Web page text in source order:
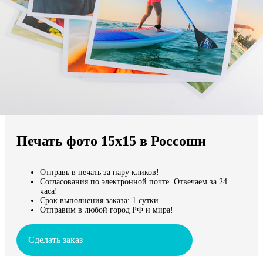
Мы доставляем по всему миру
Продолжить без города
Печать фото 15х15 в Россоши
Отправь в печать за пару кликов!
Согласования по электронной почте. Отвечаем за 24
часа!
Срок выполнения заказа: 1 сутки
Отправим в любой город РФ и мира!
Сделать заказ